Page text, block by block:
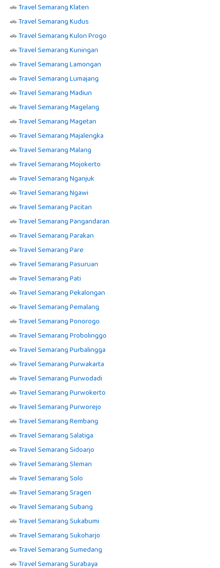
🚗Travel Semarang Klaten
🚗Travel Semarang Kudus
🚗Travel Semarang Kulon Progo
🚗Travel Semarang Kuningan
🚗Travel Semarang Lamongan
🚗Travel Semarang Lumajang
🚗Travel Semarang Madiun
🚗Travel Semarang Magelang
🚗Travel Semarang Magetan
🚗Travel Semarang Majalengka
🚗Travel Semarang Malang
🚗Travel Semarang Mojokerto
🚗Travel Semarang Nganjuk
🚗Travel Semarang Ngawi
🚗Travel Semarang Pacitan
🚗Travel Semarang Pangandaran
🚗Travel Semarang Parakan
🚗Travel Semarang Pare
🚗Travel Semarang Pasuruan
🚗Travel Semarang Pati
🚗Travel Semarang Pekalongan
🚗Travel Semarang Pemalang
🚗Travel Semarang Ponorogo
🚗Travel Semarang Probolinggo
🚗Travel Semarang Purbalingga
🚗Travel Semarang Purwakarta
🚗Travel Semarang Purwodadi
🚗Travel Semarang Purwokerto
🚗Travel Semarang Purworejo
🚗Travel Semarang Rembang
🚗Travel Semarang Salatiga
🚗Travel Semarang Sidoarjo
🚗Travel Semarang Sleman
🚗Travel Semarang Solo
🚗Travel Semarang Sragen
🚗Travel Semarang Subang
🚗Travel Semarang Sukabumi
🚗Travel Semarang Sukoharjo
🚗Travel Semarang Sumedang
🚗Travel Semarang Surabaya